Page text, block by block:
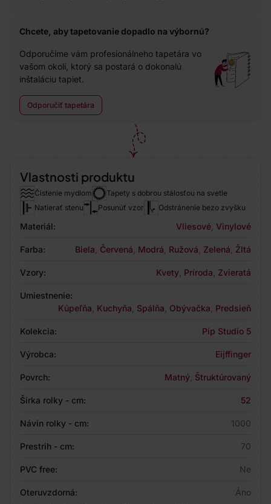
Chcete, aby tapetovanie dopadlo na výbornú?
Odporučíme vám profesionálneho tapetára vo
vašom okolí, ktorý sa postará o dokonalú
inštaláciu tapiet.
Odporučiť tapetára
Vlastnosti produktu
Čistenie mydlom
Tapety s dobrou stálosťou na svetle
Natierať stenu
Posunúť vzor Odstránenie bezo zvyšku
Materiál: Vliesové Vinylové
Farba: Biela Červená Modrá Ružová Zelená Žltá
Vzory: Kvety Príroda Zvieratá
Umiestnenie:
Kúpeľňa Kuchyňa Spálňa Obývačka Predsieň
Kolekcia: Pip Studio 5
Výrobca: Eijffinger
Povrch: Matný Štruktúrovaný
Šírka rolky - cm: 52
Návin rolky - cm: 1000
Prestrih - cm: 70
PVC free: Ne
Oteruvzdorná:
Áno